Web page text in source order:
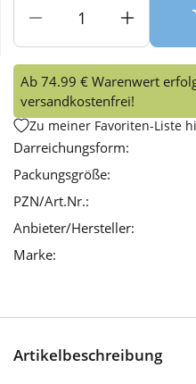
Wellness
Ab 74.99 € Warenwert
versandkostenfrei!
Zu meiner Favoriten-Liste
Darreichungsform:
Packungsgröße:
PZN/Art.Nr.:
Anbieter/Hersteller:
Marke:
Artikelbeschreibung